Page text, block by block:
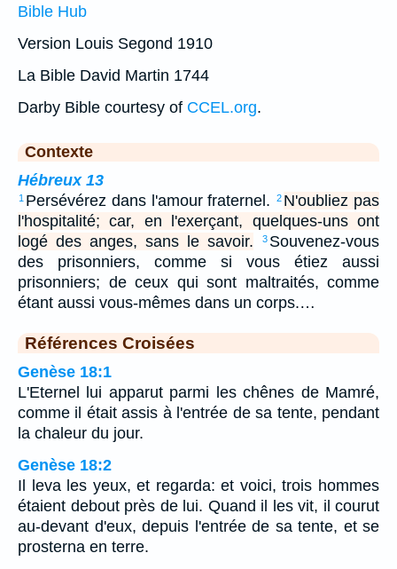
Bible Hub
Version Louis Segond 1910
La Bible David Martin 1744
Darby Bible courtesy of CCEL.org.
Contexte
Hébreux 13
1 Persévérez dans l'amour fraternel. 2 N'oubliez pas
l'hospitalité; car, en l'exerçant, quelques-uns ont
logé des anges, sans le savoir.
3 Souvenez-vous
des prisonniers, comme si vous étiez aussi
prisonniers; de ceux qui sont maltraités, comme
étant aussi vous-mêmes dans un corps.…
Références Croisées
Genèse 18:1
L'Eternel lui apparut parmi les chênes de Mamré,
comme il était assis à l'entrée de sa tente, pendant
la chaleur du jour.
Genèse 18:2
Il leva les yeux, et regarda: et voici, trois hommes
étaient debout près de lui. Quand il les vit, il courut
au-devant d'eux, depuis l'entrée de sa tente, et se
prosterna en terre.